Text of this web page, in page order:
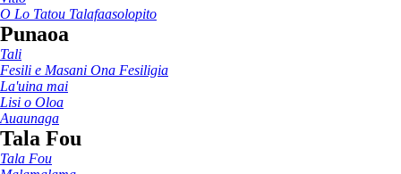
O Lo Tatou Talafaasolopito
Punaoa
Tali
Fesili e Masani Ona Fesiligia
La'uina mai
Lisi o Oloa
Auaunaga
Tala Fou
Tala Fou